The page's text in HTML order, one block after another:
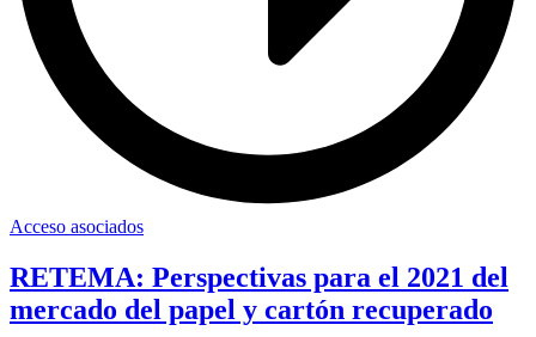
Acceso asociados
RETEMA: Perspectivas para el 2021 del
mercado del papel y cartón recuperado